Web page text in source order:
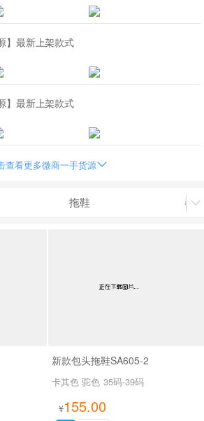
】最新上架款式
】最新上架款式
查看更多微商一手货源
拖鞋 春
新款包头拖鞋SA605-2
卡其色 驼色 35码-39码
¥155.00